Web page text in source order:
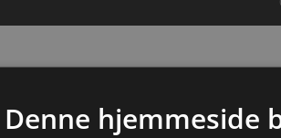
Denne hjemmeside